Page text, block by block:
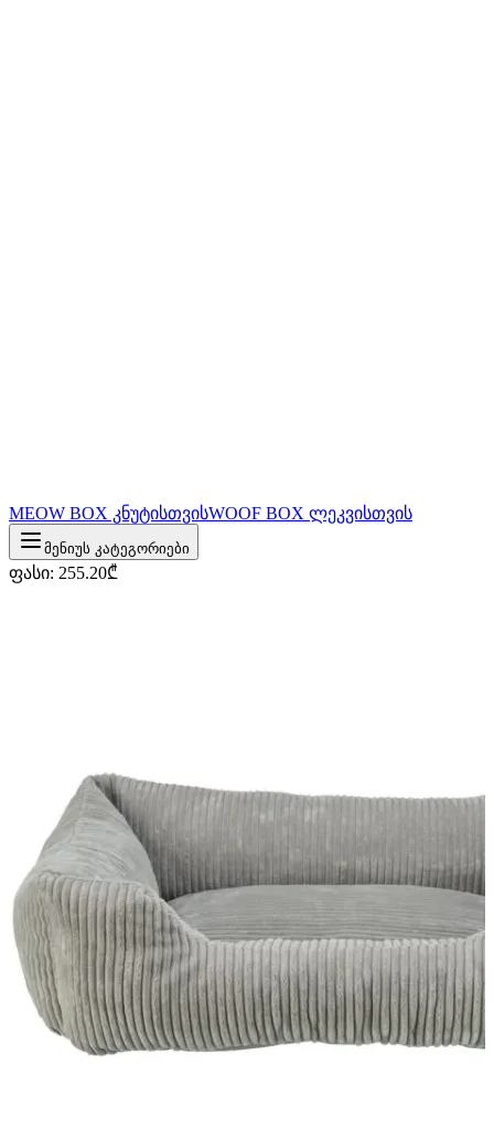
MEOW BOX კნუტისთვისWOOF BOX ლეკვისთვის
მენიუს კატეგორიები
ფასი: 255.20₾